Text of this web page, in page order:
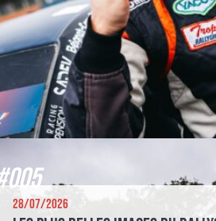
28/07/2026